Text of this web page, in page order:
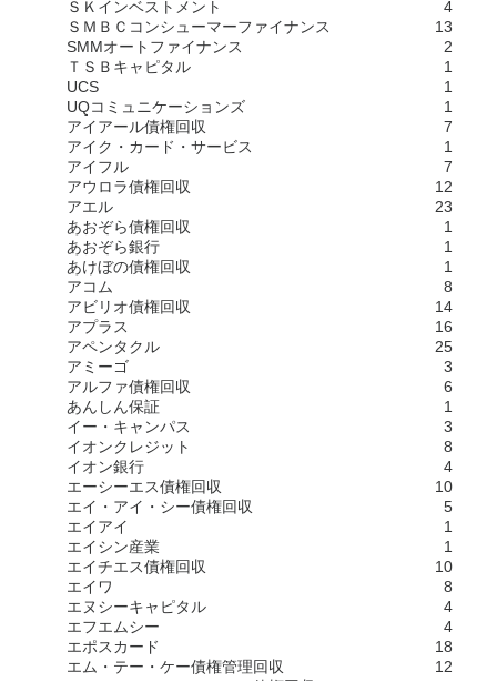
ＳＫインベストメント
4
ＳＭＢＣコンシューマーファイナンス
13
SMMオートファイナンス
2
ＴＳＢキャピタル
1
UCS
1
UQコミュニケーションズ
1
アイアール債権回収
7
アイク・カード・サービス
1
アイフル
7
アウロラ債権回収
12
アエル
23
あおぞら債権回収
1
あおぞら銀行
1
あけぼの債権回収
1
アコム
8
アビリオ債権回収
14
アプラス
16
アペンタクル
25
アミーゴ
3
アルファ債権回収
6
あんしん保証
1
イー・キャンパス
3
イオンクレジット
8
イオン銀行
4
エーシーエス債権回収
10
エイ・アイ・シー債権回収
5
エイアイ
1
エイシン産業
1
エイチエス債権回収
10
エイワ
8
エヌシーキャピタル
4
エフエムシー
4
エポスカード
18
エム・テー・ケー債権管理回収
12